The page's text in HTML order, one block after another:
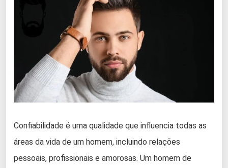
Confiabilidade é uma qualidade que influencia todas as
áreas da vida de um homem, incluindo relações
pessoais, profissionais e amorosas. Um homem de